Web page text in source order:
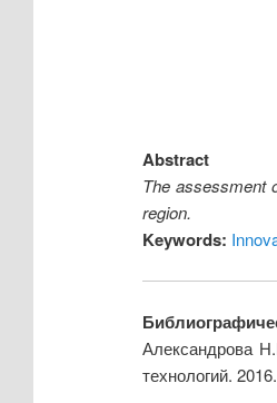
Abstract
The assessment
region.
Keywords:
Александрова
технологий.